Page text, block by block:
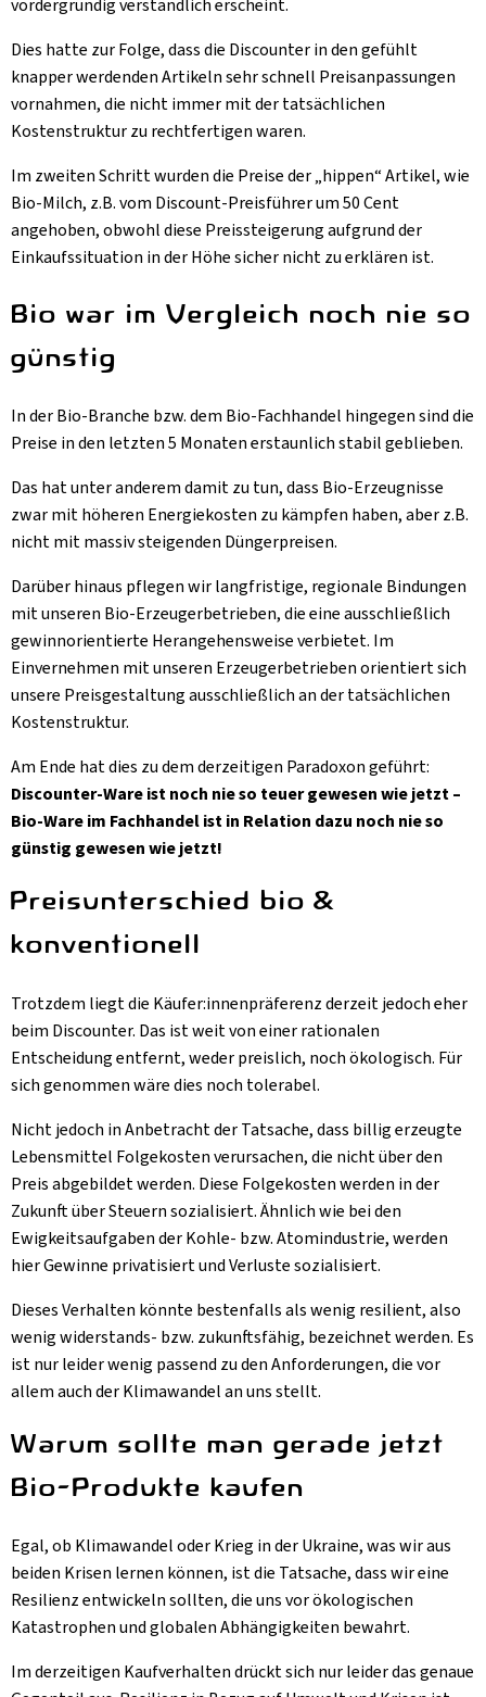
vordergründig verständlich erscheint.
Dies hatte zur Folge, dass die Discounter in den gefühlt
knapper werdenden Artikeln sehr schnell Preisanpassungen
vornahmen, die nicht immer mit der tatsächlichen
Kostenstruktur zu rechtfertigen waren.
Im zweiten Schritt wurden die Preise der „hippen“ Artikel, wie
Bio-Milch, z.B. vom Discount-Preisführer um 50 Cent
angehoben, obwohl diese Preissteigerung aufgrund der
Einkaufssituation in der Höhe sicher nicht zu erklären ist.
Bio war im Vergleich noch nie so
günstig
In der Bio-Branche bzw. dem Bio-Fachhandel hingegen sind die
Preise in den letzten 5 Monaten erstaunlich stabil geblieben.
Das hat unter anderem damit zu tun, dass Bio-Erzeugnisse
zwar mit höheren Energiekosten zu kämpfen haben, aber z.B.
nicht mit massiv steigenden Düngerpreisen.
Darüber hinaus pflegen wir langfristige, regionale Bindungen
mit unseren Bio-Erzeugerbetrieben, die eine ausschließlich
gewinnorientierte Herangehensweise verbietet. Im
Einvernehmen mit unseren Erzeugerbetrieben orientiert sich
unsere Preisgestaltung ausschließlich an der tatsächlichen
Kostenstruktur.
Am Ende hat dies zu dem derzeitigen Paradoxon geführt:
Discounter-Ware ist noch nie so teuer gewesen wie jetzt –
Bio-Ware im Fachhandel ist in Relation dazu noch nie so
günstig gewesen wie jetzt!
Preisunterschied bio &
konventionell
Trotzdem liegt die Käufer:innenpräferenz derzeit jedoch eher
beim Discounter. Das ist weit von einer rationalen
Entscheidung entfernt, weder preislich, noch ökologisch. Für
sich genommen wäre dies noch tolerabel.
Nicht jedoch in Anbetracht der Tatsache, dass billig erzeugte
Lebensmittel Folgekosten verursachen, die nicht über den
Preis abgebildet werden. Diese Folgekosten werden in der
Zukunft über Steuern sozialisiert. Ähnlich wie bei den
Ewigkeitsaufgaben der Kohle- bzw. Atomindustrie, werden
hier Gewinne privatisiert und Verluste sozialisiert.
Dieses Verhalten könnte bestenfalls als wenig resilient, also
wenig widerstands- bzw. zukunftsfähig, bezeichnet werden. Es
ist nur leider wenig passend zu den Anforderungen, die vor
allem auch der Klimawandel an uns stellt.
Warum sollte man gerade jetzt
Bio-Produkte kaufen
Egal, ob Klimawandel oder Krieg in der Ukraine, was wir aus
beiden Krisen lernen können, ist die Tatsache, dass wir eine
Resilienz entwickeln sollten, die uns vor ökologischen
Katastrophen und globalen Abhängigkeiten bewahrt.
Im derzeitigen Kaufverhalten drückt sich nur leider das genaue